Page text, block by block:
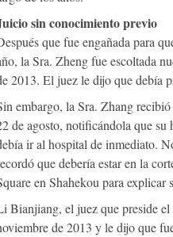
sin conocimiento previo
que fue engañada para
la Sra. Zheng fue escoltada
2013. El juez le dijo que debía
embargo, la Sra. Zhang
de agosto, notificándola que su
ir al hospital de inmediato.
que debería estar en la
en Shahekou para explicar
Bianjiang, el juez que preside
de 2013 y le dijo que